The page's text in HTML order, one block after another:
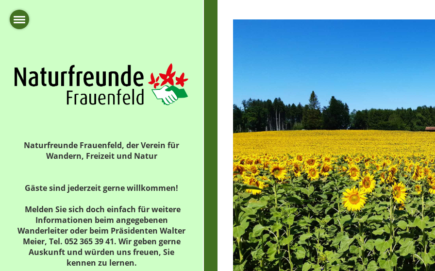
Naturfreunde Frauenfeld, der Verein für
Wandern, Freizeit und Natur
Gäste sind jederzeit gerne willkommen!
Melden Sie sich doch einfach für weitere
Informationen beim angegebenen
Wanderleiter oder beim Präsidenten Walter
Meier, Tel. 052 365 39 41. Wir geben gerne
Auskunft und würden uns freuen, Sie
kennen zu lernen.